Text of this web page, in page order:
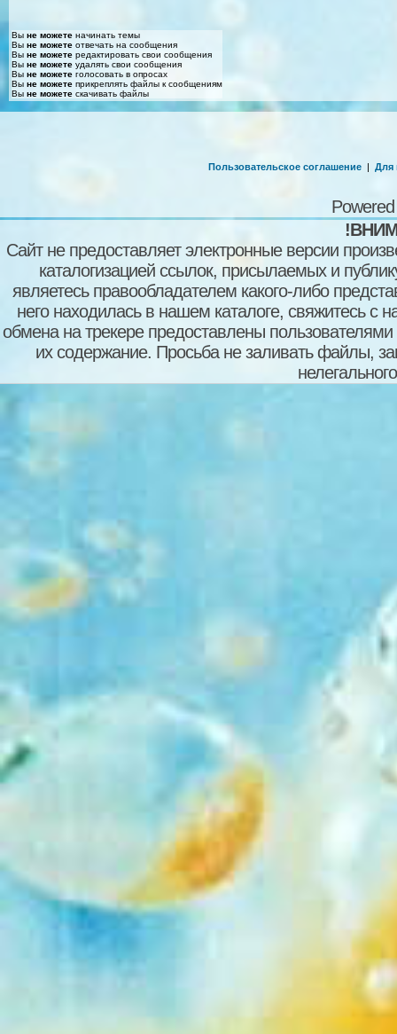
Вы не можете начинать темы
Вы не можете отвечать на сообщения
Вы не можете редактировать свои сообщения
Вы не можете удалять свои сообщения
Вы не можете голосовать в опросах
Вы не можете прикреплять файлы к сообщениям
Вы не можете скачивать файлы
Пользовательское соглашение | Для
Сайт не предоставляет электронные версии
каталогизацией ссылок, присылаемых и
являетесь правообладателем какого-либо
него находилась в нашем каталоге, свяжитесь
обмена на трекере предоставлены пользователями
их содержание. Просьба не заливать файлы,